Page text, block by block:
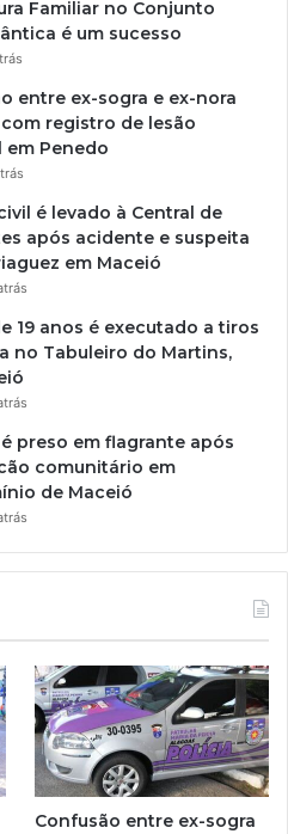
Familiar no Conjunto
é um sucesso
entre ex-sogra e ex-nora
registro de lesão
em Penedo
é levado à Central de
após acidente e suspeita
em Maceió
19 anos é executado a tiros
no Tabuleiro do Martins,
preso em flagrante após
comunitário em
de Maceió
Confusão entre ex-sogra